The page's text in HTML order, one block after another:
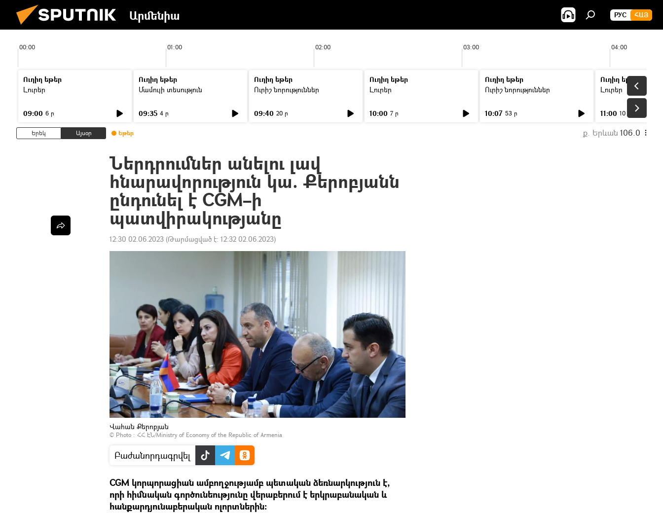
Արմենիա РУС ՀԱՅ
00:00 01:00 02:00 03:00 04:00
Ուղիղ եթեր
Լուրեր
09:00 6 ր
Ուղիղ եթեր
Մամուլի տեսություն
09:35 4 ր
Ուղիղ եթեր
Ուրիշ նորություններ
09:40 20 ր
Ուղիղ եթեր
Լուրեր
10:00 7 ր
Ուղիղ եթեր
Ուրիշ նորություններ
10:07 53 ր
Ուղիղ եթեր
Լուրեր
11:00 10 ր
Երեկ Այսօր Եթեր ք. Երևան 106.0
Ներդրումներ անելու լավ
հնարավորություն կա. Քերոբյանն
ընդունել է CGM–ի
պատվիրակությանը
12:30 02.06.2023 (Թարմացված է: 12:32 02.06.2023)
Վահան Քերոբյան
© Photo : ՀՀ ԷՆ/Ministry of Economy of the Republic of Armenia
Բաժանորդագրվել
CGM կորպորացիան ամբողջությամբ պետական ձեռնարկություն է,
որի հիմնական գործունեությունը վերաբերում է երկրաբանական և
հանքարդյունաբերական ոլորտներին։